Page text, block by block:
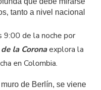
tanto a nivel nacional
9:00 de la noche por
la Coronaexplora la
en Colombia.
de Berlín, se viene